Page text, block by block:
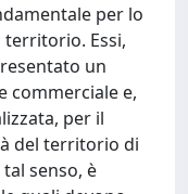
per lo
territorio. Essi,
un
commerciale e,
per il
del territorio di
senso, è